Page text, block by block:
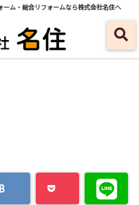
ム・総合リフォームなら株式会社名住へ